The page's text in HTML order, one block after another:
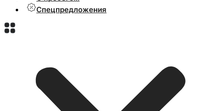
Спецпредложения